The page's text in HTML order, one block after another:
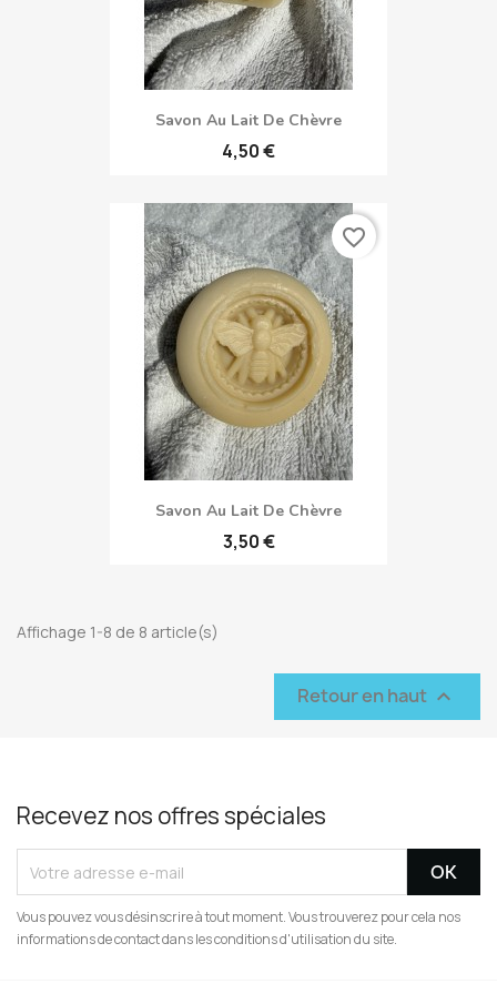
Savon Au Lait De Chèvre
4,50 €
Savon Au Lait De Chèvre
3,50 €
favorite_border
Affichage 1-8 de 8 article(s)
Retour en haut 
Recevez nos offres spéciales
Vous pouvez vous désinscrire à tout moment. Vous trouverez pour cela nos
informations de contact dans les conditions d'utilisation du site.